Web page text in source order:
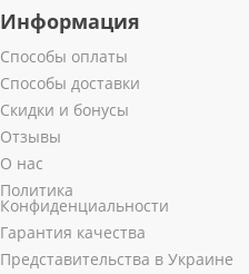
Информация
Способы оплаты
Способы доставки
Скидки и бонусы
Отзывы
О нас
Политика
Конфиденциальности
Гарантия качества
Представительства в Украине